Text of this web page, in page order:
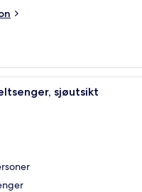
Sengetøy
sjøutsikt